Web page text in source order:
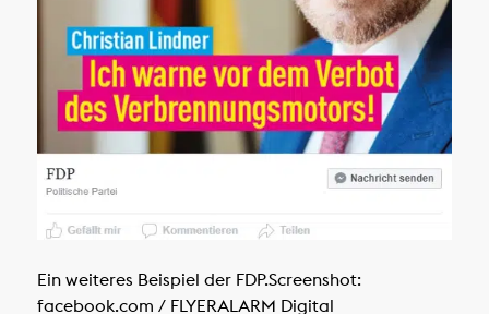
Ein weiteres Beispiel der FDP.Screenshot:
facebook.com / FLYERALARM Digital